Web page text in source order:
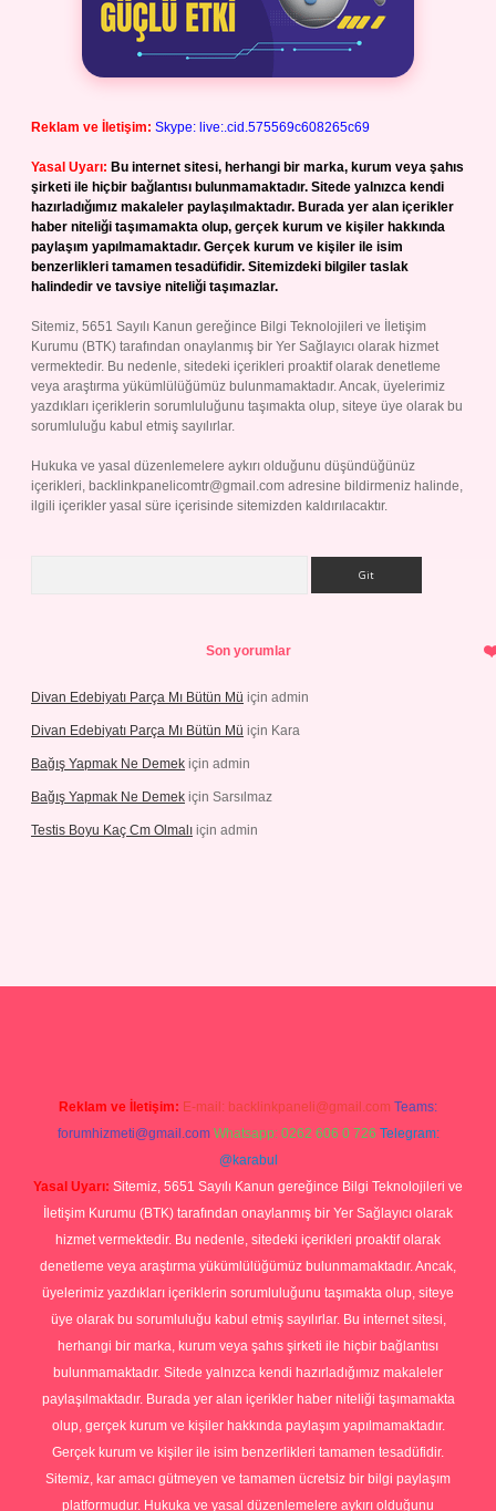
Reklam ve İletişim: Skype: live:.cid.575569c608265c69
Yasal Uyarı: Bu internet sitesi, herhangi bir marka, kurum veya şahıs
şirketi ile hiçbir bağlantısı bulunmamaktadır. Sitede yalnızca kendi
hazırladığımız makaleler paylaşılmaktadır. Burada yer alan içerikler
haber niteliği taşımamakta olup, gerçek kurum ve kişiler hakkında
paylaşım yapılmamaktadır. Gerçek kurum ve kişiler ile isim
benzerlikleri tamamen tesadüfidir. Sitemizdeki bilgiler taslak
halindedir ve tavsiye niteliği taşımazlar.
Sitemiz, 5651 Sayılı Kanun gereğince Bilgi Teknolojileri ve İletişim
Kurumu (BTK) tarafından onaylanmış bir Yer Sağlayıcı olarak hizmet
vermektedir. Bu nedenle, sitedeki içerikleri proaktif olarak denetleme
veya araştırma yükümlülüğümüz bulunmamaktadır. Ancak, üyelerimiz
yazdıkları içeriklerin sorumluluğunu taşımakta olup, siteye üye olarak bu
sorumluluğu kabul etmiş sayılırlar.
Hukuka ve yasal düzenlemelere aykırı olduğunu düşündüğünüz
içerikleri, backlinkpanelicomtr@gmail.com adresine bildirmeniz halinde,
ilgili içerikler yasal süre içerisinde sitemizden kaldırılacaktır.
Son yorumlar
Divan Edebiyatı Parça Mı Bütün Mü için admin
Divan Edebiyatı Parça Mı Bütün Mü için Kara
Bağış Yapmak Ne Demek için admin
Bağış Yapmak Ne Demek için Sarsılmaz
Testis Boyu Kaç Cm Olmalı için admin
Reklam ve İletişim: E-mail: backlinkpaneli@gmail.com Teams:
forumhizmeti@gmail.com Whatsapp: 0262 606 0 726 Telegram:
@karabul
Yasal Uyarı: Sitemiz, 5651 Sayılı Kanun gereğince Bilgi Teknolojileri ve
İletişim Kurumu (BTK) tarafından onaylanmış bir Yer Sağlayıcı olarak
hizmet vermektedir. Bu nedenle, sitedeki içerikleri proaktif olarak
denetleme veya araştırma yükümlülüğümüz bulunmamaktadır. Ancak,
üyelerimiz yazdıkları içeriklerin sorumluluğunu taşımakta olup, siteye
üye olarak bu sorumluluğu kabul etmiş sayılırlar. Bu internet sitesi,
herhangi bir marka, kurum veya şahıs şirketi ile hiçbir bağlantısı
bulunmamaktadır. Sitede yalnızca kendi hazırladığımız makaleler
paylaşılmaktadır. Burada yer alan içerikler haber niteliği taşımamakta
olup, gerçek kurum ve kişiler hakkında paylaşım yapılmamaktadır.
Gerçek kurum ve kişiler ile isim benzerlikleri tamamen tesadüfidir.
Sitemiz, kar amacı gütmeyen ve tamamen ücretsiz bir bilgi paylaşım
platformudur. Hukuka ve yasal düzenlemelere aykırı olduğunu